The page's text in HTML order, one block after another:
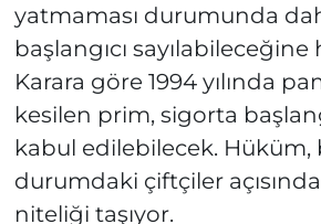
yatmaması durumunda
başlangıcı
Karara göre 1994 yılında
kesilen prim, sigorta
kabul edilebilecek. Hüküm,
durumdaki çiftçiler
niteliği taşıyor.